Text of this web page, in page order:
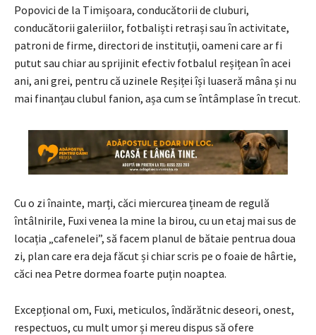
Popovici de la Timișoara, conducătorii de cluburi,
conducătorii galeriilor, fotbaliști retrași sau în activitate,
patroni de firme, directori de instituții, oameni care ar fi
putut sau chiar au sprijinit efectiv fotbalul reșițean în acei
ani, ani grei, pentru că uzinele Reșiței își luaseră mâna și nu
mai finanțau clubul fanion, așa cum se întâmplase în trecut.
Cu o zi înainte, marți, căci miercurea țineam de regulă
întâlnirile, Fuxi venea la mine la birou, cu un etaj mai sus de
locația „cafenelei”, să facem planul de bătaie pentrua doua
zi, plan care era deja făcut și chiar scris pe o foaie de hârtie,
căci nea Petre dormea foarte puțin noaptea.
Excepțional om, Fuxi, meticulos, îndărătnic deseori, onest,
respectuos, cu mult umor și mereu dispus să ofere